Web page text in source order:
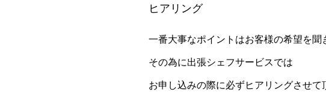
ヒアリング
一番大事なポイントはお客様の希望を聞
その為に出張シェフサービスでは
お申し込みの際に必ずヒアリングさせて